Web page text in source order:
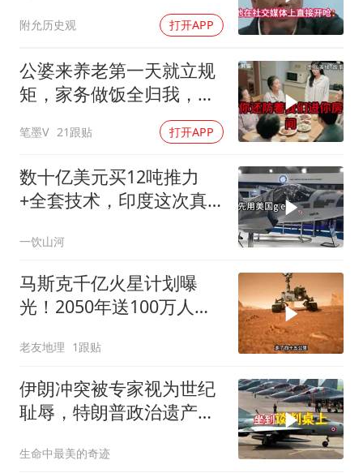
附允历史观 打开APP
公婆来养老第一天就立规
矩，家务做饭全归我，老
公点头，我一句话令全桌
寂静
笔墨V 21跟贴 打开APP
数十亿美元买12吨推力
+全套技术，印度这次真
一饮山河
马斯克千亿火星计划曝
光！2050年送100万人上
老友地理 1跟贴
伊朗冲突被专家视为世纪
耻辱，特朗普政治遗产遭
生命中最美的奇迹